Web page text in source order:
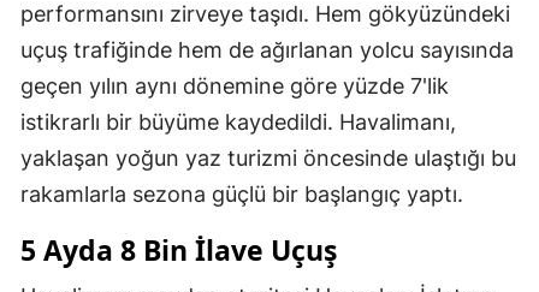
performansını zirveye taşıdı. Hem gökyüzündeki
uçuş trafiğinde hem de ağırlanan yolcu sayısında
geçen yılın aynı dönemine göre yüzde 7'lik
istikrarlı bir büyüme kaydedildi. Havalimanı,
yaklaşan yoğun yaz turizmi öncesinde ulaştığı bu
rakamlarla sezona güçlü bir başlangıç yaptı.
5 Ayda 8 Bin İlave Uçuş